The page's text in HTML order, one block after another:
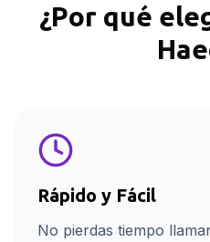
¿Por qué
Rápido y Fácil
No pierdas tiempo